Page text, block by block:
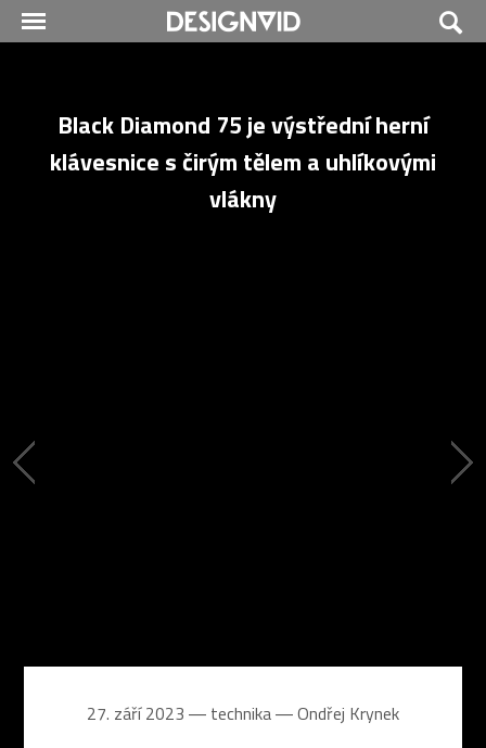
Black Diamond 75 je výstřední herní
klávesnice s čirým tělem a uhlíkovými
vlákny
27. září 2023 ― technika ―Ondřej Krynek